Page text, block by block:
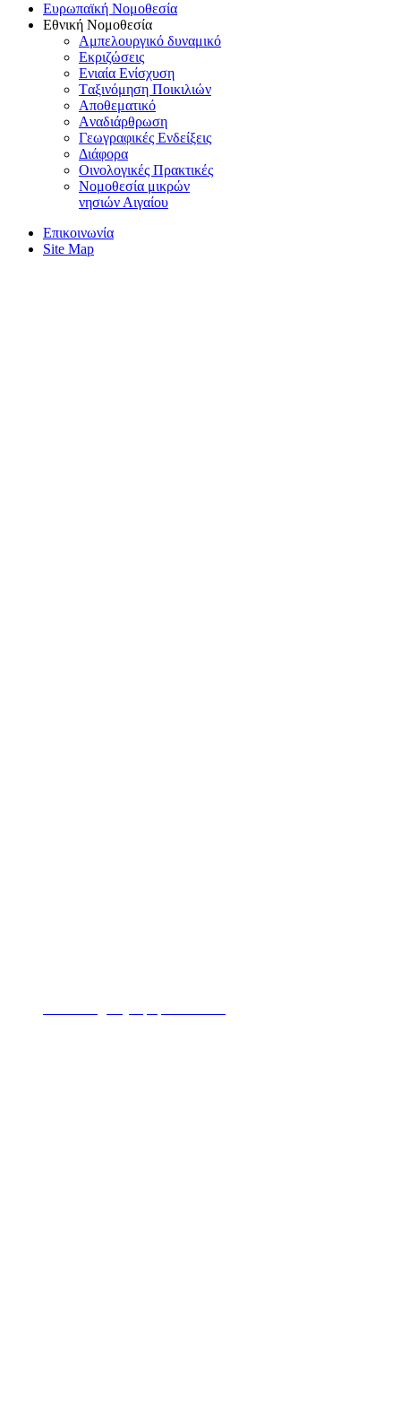
Eυρωπαϊκή Nομοθεσία
Eθνική Nομοθεσία
Aμπελουργικό δυναμικό
Eκριζώσεις
Eνιαία Eνίσχυση
Tαξινόμηση Ποικιλιών
Aποθεματικό
Aναδιάρθρωση
Γεωγραφικές Ενδείξεις
Διάφορα
Oινολογικές Πρακτικές
Νομοθεσία μικρών
νησιών Αιγαίου
Επικοινωνία
Site Map